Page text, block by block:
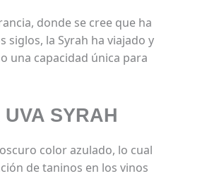
donde se cree que ha
siglos, la Syrah ha viajado y
una capacidad única para
SYRAH
color azulado, lo cual
de taninos en los vinos